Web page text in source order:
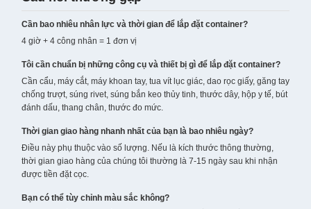
Cần bao nhiêu nhân lực và thời gian để lắp đặt container?
4 giờ + 4 công nhân = 1 đơn vị
Tôi cần chuẩn bị những công cụ và thiết bị gì để lắp đặt container?
Cần cẩu, máy cắt, máy khoan tay, tua vít lục giác, dao rọc giấy, găng tay
chống trượt, súng rivet, súng bắn keo thủy tinh, thước dây, hộp y tế, bút
đánh dấu, thang chân, thước đo mức.
Thời gian giao hàng nhanh nhất của bạn là bao nhiêu ngày?
Điều này phụ thuộc vào số lượng. Nếu là kích thước thông thường,
thời gian giao hàng của chúng tôi thường là 7-15 ngày sau khi nhận
được tiền đặt cọc.
Bạn có thể tùy chỉnh màu sắc không?